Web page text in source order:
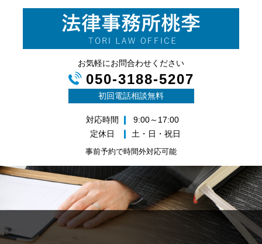
お気軽にお問合わせください
050-3188-5207
初回電話相談無料
対応時間
9:00～17:00
定休日
土・日・祝日
事前予約で時間外対応可能